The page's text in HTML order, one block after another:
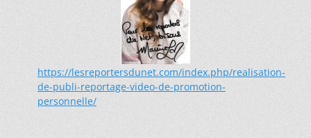
https://lesreportersdunet.com/index.php/realisation-
de-publi-reportage-video-de-promotion-
personnelle/